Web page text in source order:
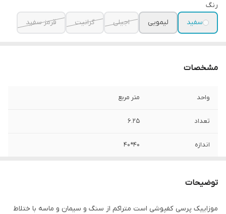
رنگ
سفید
لیمویی اجیلی گرانیت قرمز سفید
مشخصات
واحد متر مربع
تعداد 6.25
اندازه 40*40
توضیحات
موزاییک پرسی کفپوشی است متراکم از سنگ و سیمان و ماسه با ختلاط